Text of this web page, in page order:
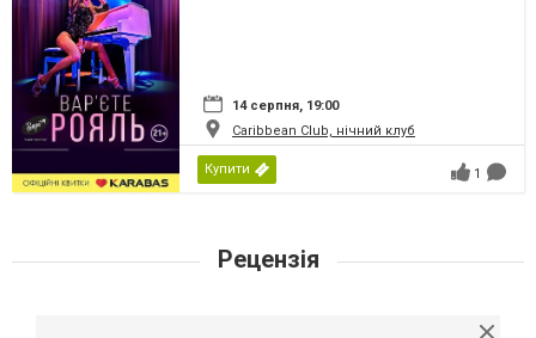
14 серпня, 19:00
Caribbean Club, нічний клуб
Купити 1
Рецензія